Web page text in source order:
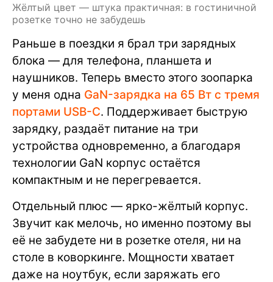
Жёлтый цвет — штука практичная: в гостиничной
розетке точно не забудешь
Раньше в поездки я брал три зарядных
блока — для телефона, планшета и
наушников. Теперь вместо этого зоопарка
у меня одна GaN-зарядка на 65 Вт с тремя
портами USB-C. Поддерживает быструю
зарядку, раздаёт питание на три
устройства одновременно, а благодаря
технологии GaN корпус остаётся
компактным и не перегревается.
Отдельный плюс — ярко-жёлтый корпус.
Звучит как мелочь, но именно поэтому вы
её не забудете ни в розетке отеля, ни на
столе в коворкинге. Мощности хватает
даже на ноутбук, если заряжать его